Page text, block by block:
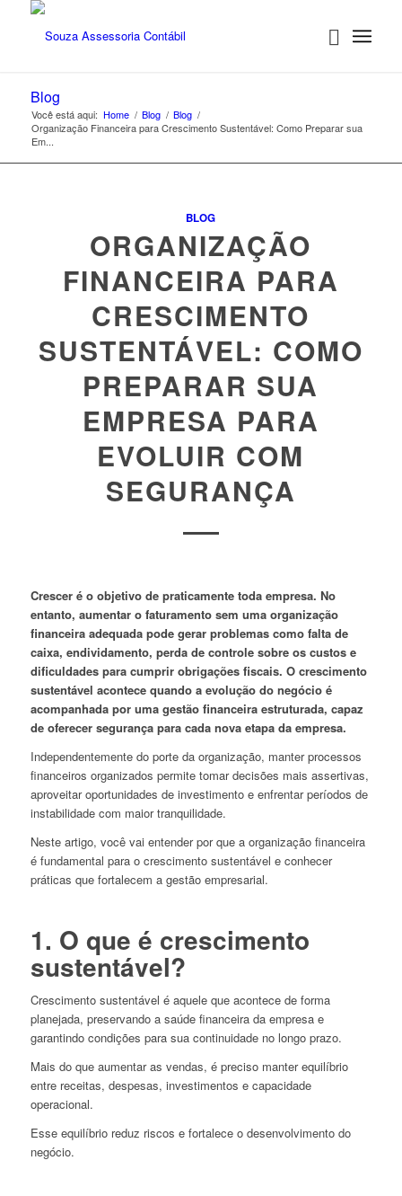
Blog
Você está aqui: Home / Blog / Blog /
Organização Financeira para Crescimento Sustentável: Como Preparar sua
Em...
BLOG
ORGANIZAÇÃO
FINANCEIRA PARA
CRESCIMENTO
SUSTENTÁVEL: COMO
PREPARAR SUA
EMPRESA PARA
EVOLUIR COM
SEGURANÇA
Crescer é o objetivo de praticamente toda empresa. No
entanto, aumentar o faturamento sem uma organização
financeira adequada pode gerar problemas como falta de
caixa, endividamento, perda de controle sobre os custos e
dificuldades para cumprir obrigações fiscais. O crescimento
sustentável acontece quando a evolução do negócio é
acompanhada por uma gestão financeira estruturada, capaz
de oferecer segurança para cada nova etapa da empresa.
Independentemente do porte da organização, manter processos
financeiros organizados permite tomar decisões mais assertivas,
aproveitar oportunidades de investimento e enfrentar períodos de
instabilidade com maior tranquilidade.
Neste artigo, você vai entender por que a organização financeira
é fundamental para o crescimento sustentável e conhecer
práticas que fortalecem a gestão empresarial.
1. O que é crescimento
sustentável?
Crescimento sustentável é aquele que acontece de forma
planejada, preservando a saúde financeira da empresa e
garantindo condições para sua continuidade no longo prazo.
Mais do que aumentar as vendas, é preciso manter equilíbrio
entre receitas, despesas, investimentos e capacidade
operacional.
Esse equilíbrio reduz riscos e fortalece o desenvolvimento do
negócio.